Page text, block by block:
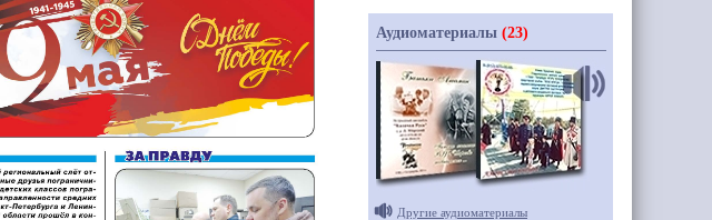
Аудиоматериалы (23)
Другие аудиоматериалы